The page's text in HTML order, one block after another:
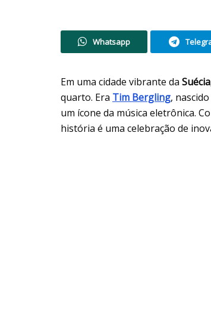
Whatsapp
Em uma cidade vibrante da Suécia
quarto. Era Tim Bergling,
um ícone da música eletrônica.
história é uma celebração de